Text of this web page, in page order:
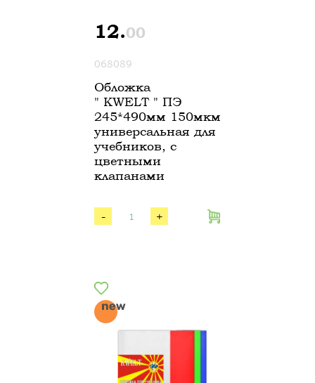
12.00
068089
Обложка
" KWELT " ПЭ
245*490мм 150мкм
универсальная для
учебников, с
цветными
клапанами
- +